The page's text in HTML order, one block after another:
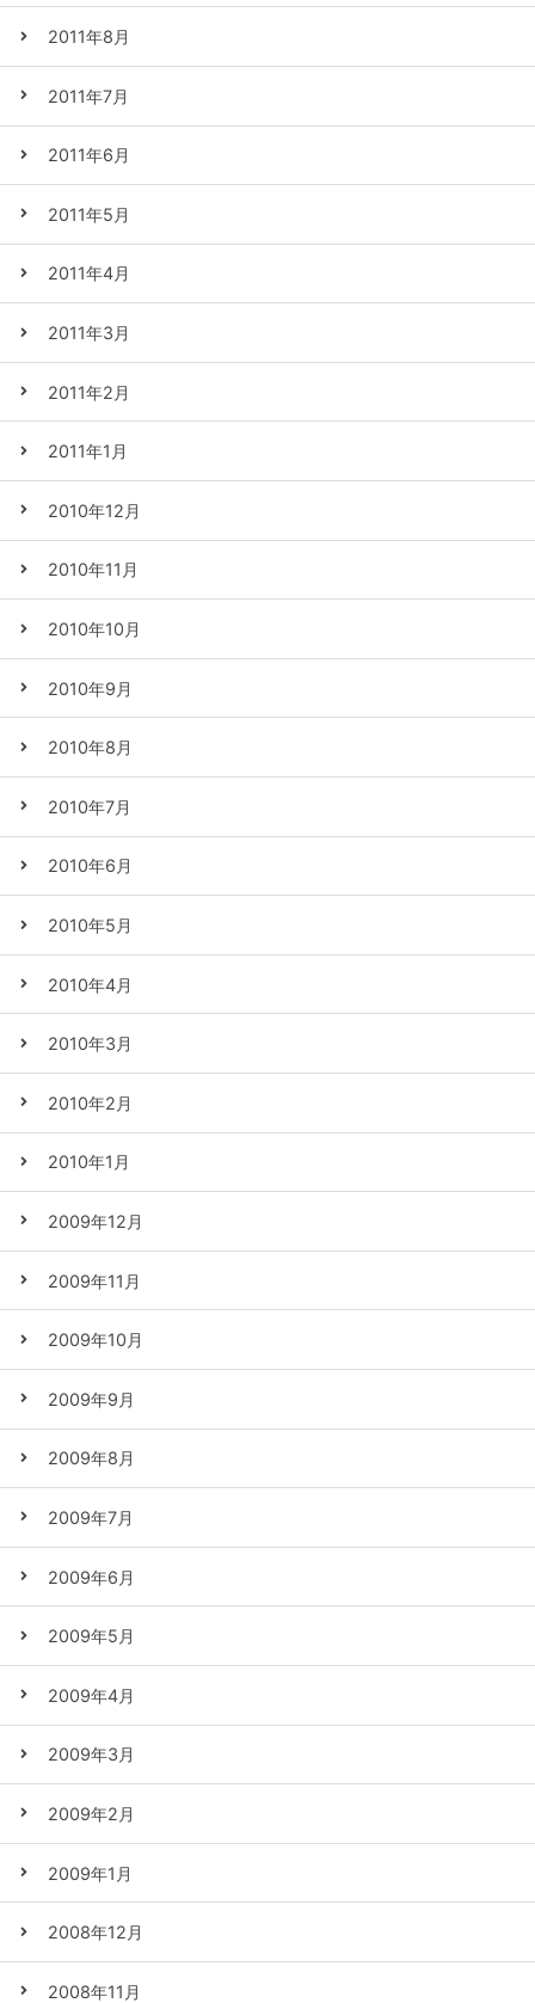
2011年8月
2011年7月
2011年6月
2011年5月
2011年4月
2011年3月
2011年2月
2011年1月
2010年12月
2010年11月
2010年10月
2010年9月
2010年8月
2010年7月
2010年6月
2010年5月
2010年4月
2010年3月
2010年2月
2010年1月
2009年12月
2009年11月
2009年10月
2009年9月
2009年8月
2009年7月
2009年6月
2009年5月
2009年4月
2009年3月
2009年2月
2009年1月
2008年12月
2008年11月